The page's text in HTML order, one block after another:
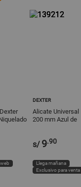
DEXTER
Alicate Universal
200 mm Azul de
s/ 9.90
Llega mañana
Exclusivo para